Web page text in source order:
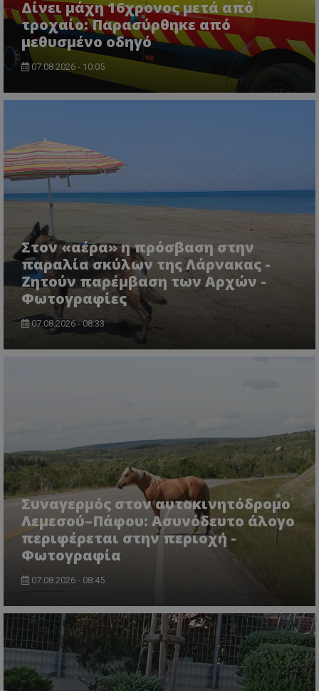
Δίνει μάχη 16χρονος μετά από
τροχαίο: Παρασύρθηκε από
μεθυσμένο οδηγό
07.08.2026 - 10:05
Στον «αέρα» η πρόσβαση στην
παραλία σκύλων της Λάρνακας -
Ζητούν παρέμβαση των Αρχών -
Φωτογραφίες
07.08.2026 - 08:33
Συναγερμός στον αυτοκινητόδρομο
Λεμεσού–Πάφου: Ασυνόδευτο άλογο
περιφέρεται στην περιοχή -
Φωτογραφία
07.08.2026 - 08:45